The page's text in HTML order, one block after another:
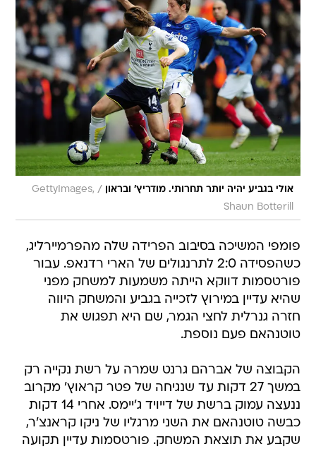
אולי בגביע יהיה יותר תחרותי. מודריץ' ובראון /
GettyImages,
Shaun Botterill
פומפי המשיכה בסיבוב הפרידה שלה מהפרמיירליג,
כשהפסידה 2:0 לתרנגולים של הארי רדנאפ. עבור
פורטסמות דווקא הייתה משמעות למשחק מפני
שהיא עדיין במירוץ לזכייה בגביע והמשחק היווה
חזרה גנרלית לחצי הגמר, שם היא תפגוש את
טוטנהאם פעם נוספת.
הקבוצה של אברהם גרנט שמרה על רשת נקייה רק
במשך 27 דקות עד שנגיחה של פטר קראוץ' מקרוב
ננעצה עמוק ברשת של דייויד ג'יימס. אחרי 14 דקות
כבשה טוטנהאם את השני מרגליו של ניקו קראנצ'ר,
שקבע את תוצאת המשחק. פורטסמות עדיין תקועה